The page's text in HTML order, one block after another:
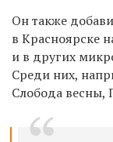
Он также
в Красноярске
и в других
Среди них,
Слобода весны,